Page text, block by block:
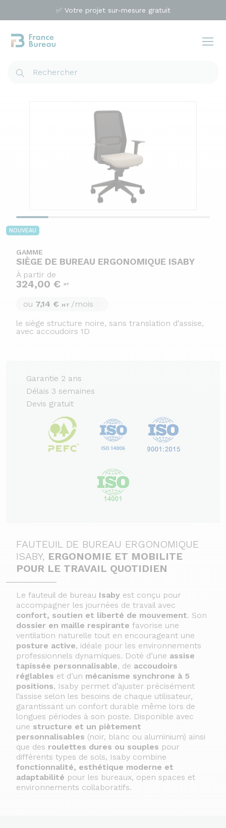
✅ Votre projet sur-mesure gratuit
NOUVEAU
GAMME
SIÈGE DE BUREAU ERGONOMIQUE ISABY
À partir de
324,00 € HT
ou 7,14 € HT /mois
le siège structure noire, sans translation d'assise,
avec accoudoirs 1D
Garantie 2 ans
Délais 3 semaines
Devis gratuit
FAUTEUIL DE BUREAU ERGONOMIQUE
ISABY, ERGONOMIE ET MOBILITE
POUR LE TRAVAIL QUOTIDIEN
Le fauteuil de bureau Isaby est conçu pour
accompagner les journées de travail avec
confort, soutien et liberté de mouvement. Son
dossier en maille respirante favorise une
ventilation naturelle tout en encourageant une
posture active, idéale pour les environnements
professionnels dynamiques. Doté d’une assise
tapissée personnalisable, de accoudoirs
réglables et d’un mécanisme synchrone à 5
positions, Isaby permet d’ajuster précisément
l’assise selon les besoins de chaque utilisateur,
garantissant un confort durable même lors de
longues périodes à son poste. Disponible avec
une structure et un piètement
personnalisables (noir, blanc ou aluminium) ainsi
que des roulettes dures ou souples pour
différents types de sols, Isaby combine
fonctionnalité, esthétique moderne et
adaptabilité pour les bureaux, open spaces et
environnements collaboratifs.